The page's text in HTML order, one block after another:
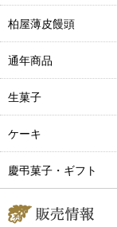
柏屋薄皮饅頭
通年商品
生菓子
ケーキ
慶弔菓子・ギフト